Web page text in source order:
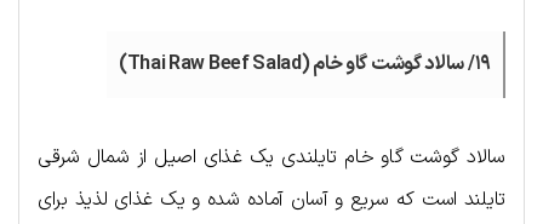
۱۹/ سالاد گوشت گاو خام (Thai Raw Beef Salad)
سالاد گوشت گاو خام تایلندی یک غذای اصیل از شمال شرقی
تایلند است که سریع و آسان آماده شده و یک غذای لذیذ برای